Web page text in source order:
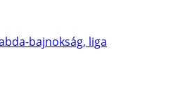
bajnokság, liga